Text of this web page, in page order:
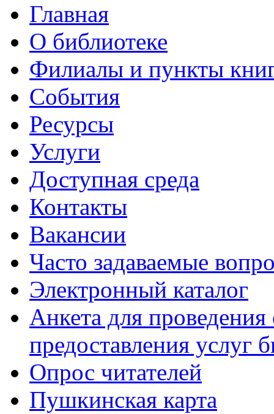
Главная
О библиотеке
Филиалы и пункты
События
Ресурсы
Услуги
Доступная среда
Контакты
Вакансии
Часто задаваемые
Электронный каталог
Анкета для проведения
предоставления услуг
Опрос читателей
Пушкинская карта